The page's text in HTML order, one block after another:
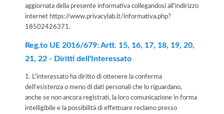
aggiornata della presente informativa collegandosi all'indirizzo
internet https://www.privacylab.it/informativa.php?
18502426371 .
Reg.to UE 2016/679: Artt. 15, 16, 17, 18, 19, 20,
21, 22 - Diritti dell'Interessato
1. L'interessato ha diritto di ottenere la conferma
dell'esistenza o meno di dati personali che lo riguardano,
anche se non ancora registrati, la loro comunicazione in forma
intelligibile e la possibilità di effettuare reclamo presso